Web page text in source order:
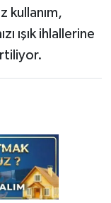
kullanım,
ışık ihlallerine